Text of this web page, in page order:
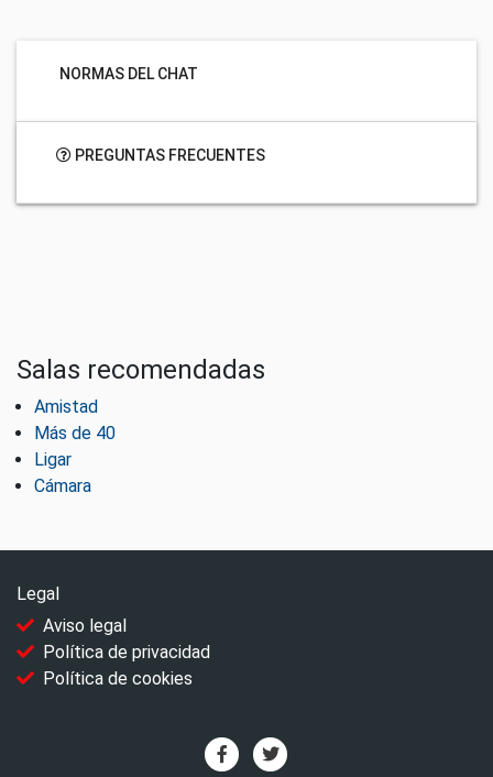
NORMAS DEL CHAT
PREGUNTAS FRECUENTES
Salas recomendadas
Amistad
Más de 40
Ligar
Cámara
Legal
Aviso legal
Política de privacidad
Política de cookies